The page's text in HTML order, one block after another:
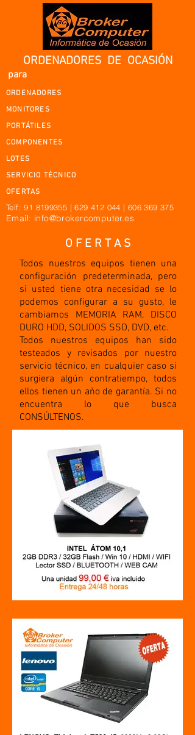
ORDENADORES DE OCASIÓN
para
ORDENADORES
MONITORES
PORTÁTILES
COMPONENTES
LOTES
SERVICIO TÉCNICO
OFERTAS
Telf:91 8199355 |629 412 044 | 606 369 375
Email: info@brokercomputer.es
O F E R T A S
Todos nuestros equipos tienen una
configuración predeterminada, pero
si usted tiene otra necesidad se lo
podemos configurar a su gusto, le
cambiamos MEMORIA RAM, DISCO
DURO HDD, SOLIDOS SSD, DVD, etc.
Todos nuestros equipos han sido
testeados y revisados por nuestro
servicio técnico, en cualquier caso si
surgiera algún contratiempo, todos
ellos tienen un año de garantía. Si no
encuentra lo que busca
CONSÚLTENOS.